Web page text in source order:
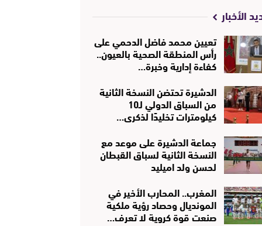
الأخبار
تعيين محمد فاضل الدحمي على
رأس المنطقة الصحية بالعيون..
كفاءة إدارية وخبرة…
الدشيرة تحتضن النسخة الثانية
من السباق الدولي لـ10
كيلومترات تخليدًا لذكرى…
جماعة الدشيرة على موعد مع
النسخة الثانية لسباق القبطان
لحسن ولد اميليد
المغرب.. المحارب الأخير في
المونديال وحصاد رؤية ملكية
صنعت قوة كروية لا تعرف…